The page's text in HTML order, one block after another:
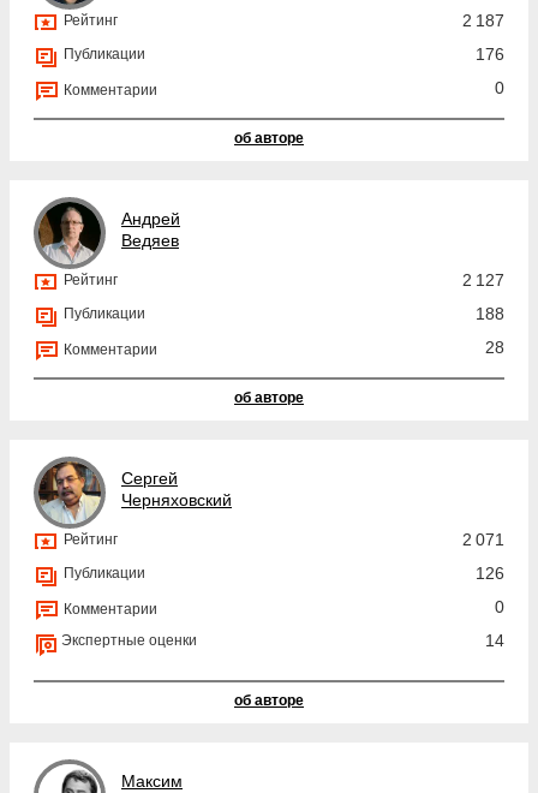
Рейтинг 2 187
Публикации 176
Комментарии 0
об авторе
Андрей
Ведяев
Рейтинг 2 127
Публикации 188
Комментарии 28
об авторе
Сергей
Черняховский
Рейтинг 2 071
Публикации 126
Комментарии 0
Экспертные оценки 14
об авторе
Максим